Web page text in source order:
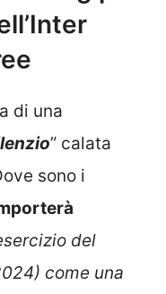
di una
” calata
sono i
del
come una